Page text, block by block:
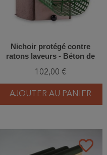
Nichoir protégé contre
ratons laveurs - Béton de
- 219/8)
102,00 €
AJOUTER AU PANIER
favorite_border